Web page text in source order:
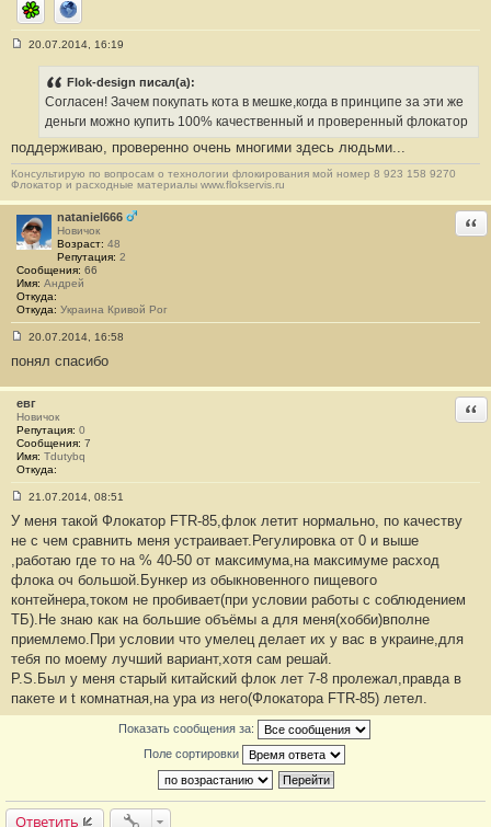
ICQ Сайт
и
е
#
1
7
8
20.07.2014, 16:19
Flok-design писал(а):
Согласен! Зачем покупать кота в мешке,когда в принципе за эти же
деньги можно купить 100% качественный и проверенный флокатор
поддерживаю, проверенно очень многими здесь людьми...
Консультирую по вопросам о технологии флокирования мой номер 8 923 158 9270
Флокатор и расходные материалы www.flokservis.ru
nataniel666
Новичок
Возраст: 48
Репутация: 2
Сообщения: 66
Имя: Андрей
Откуда:
Откуда: Украина Кривой Рог
о
б
щ
е
н
и
е
#
7
20.07.2014, 16:58
понял спасибо
евг
Новичок
Репутация: 0
Сообщения: 7
Имя: Tdutybq
Откуда:
о
б
щ
н
и
е
#
1
8
0
21.07.2014, 08:51
У меня такой Флокатор FTR-85,флок летит нормально, по качеству
не с чем сравнить меня устраивает.Регулировка от 0 и выше
,работаю где то на % 40-50 от максимума,на максимуме расход
флока оч большой.Бункер из обыкновенного пищевого
контейнера,током не пробивает(при условии работы с соблюдением
ТБ).Не знаю как на большие объёмы а для меня(хобби)вполне
приемлемо.При условии что умелец делает их у вас в украине,для
тебя по моему лучший вариант,хотя сам решай.
P.S.Был у меня старый китайский флок лет 7-8 пролежал,правда в
пакете и t комнатная,на ура из него(Флокатора FTR-85) летел.
Показать сообщения за:
Поле сортировки
Ответить